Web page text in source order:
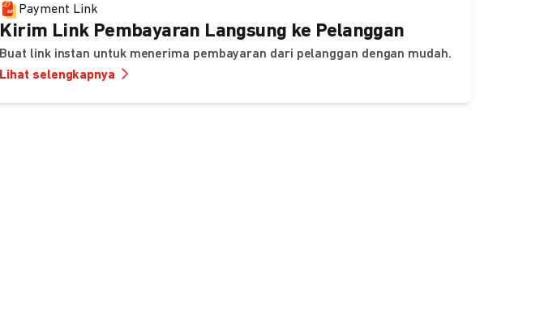
Payment Link
Kirim Link Pembayaran Langsung ke Pelanggan
Buat link instan untuk menerima pembayaran dari pelanggan dengan mudah.
Lihat selengkapnya